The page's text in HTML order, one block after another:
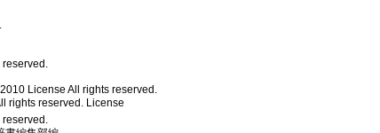
License All rights reserved.
rights reserved. License